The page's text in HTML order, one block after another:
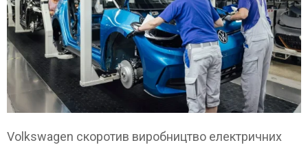
Volkswagen скоротив виробництво електричних